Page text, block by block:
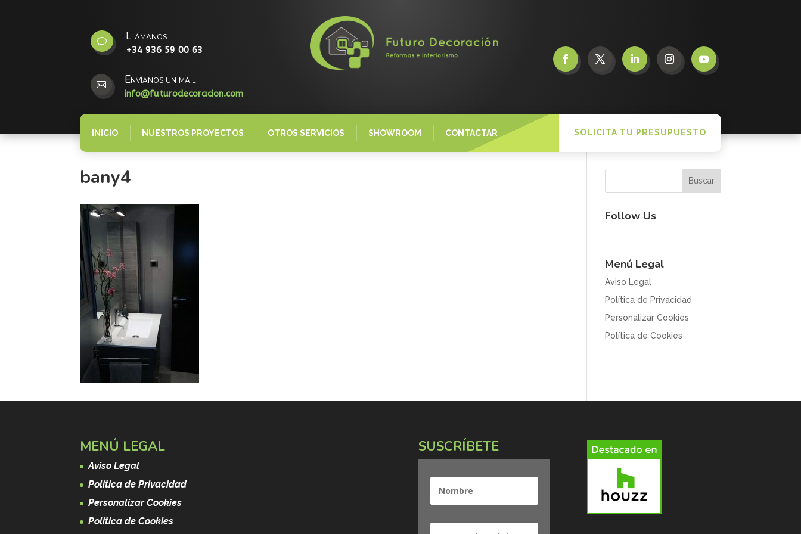
v Llámanos
+34 936 59 00 63
 Envíanos un mail
info@futurodecoracion.com
SOLICITA TU PRESUPUESTO
INICIO NUESTROS PROYECTOS OTROS SERVICIOS SHOWROOM CONTACTAR
bany4
Follow Us
Menú Legal
Aviso Legal
Política de Privacidad
Personalizar Cookies
Política de Cookies
MENÚ LEGAL
Aviso Legal
Política de Privacidad
Personalizar Cookies
Política de Cookies
SUSCRÍBETE